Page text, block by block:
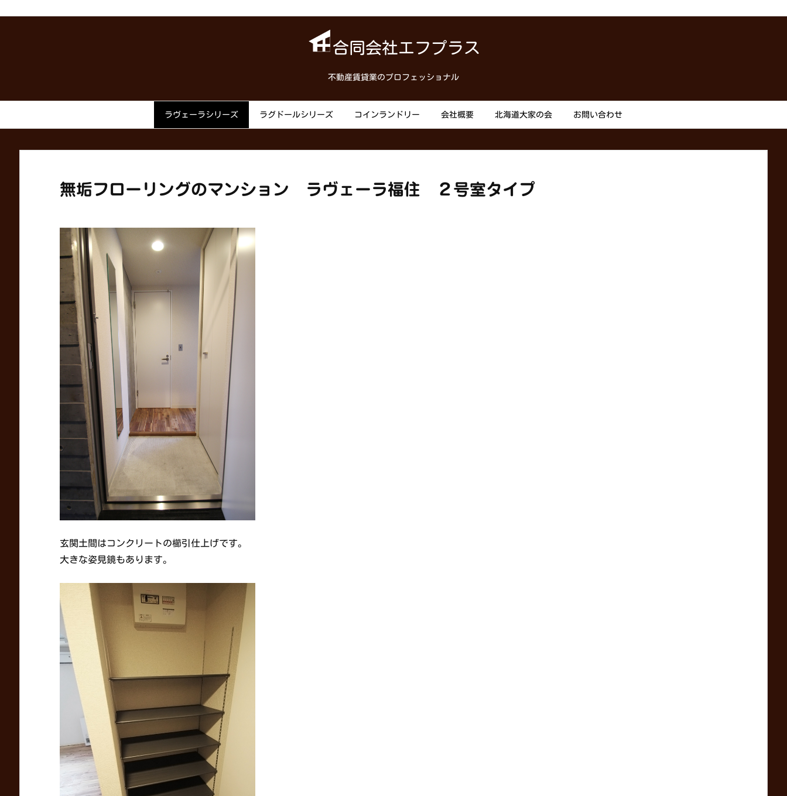
合同会社エフプラス
不動産賃貸業のプロフェッショナル
ラヴェーラシリーズ ラグドールシリーズ コインランドリー 会社概要 北海道大家の会 お問い合わせ
無垢フローリングのマンション ラヴェーラ福住 ２号室タイプ
玄関土間はコンクリートの櫛引仕上げです。
大きな姿見鏡もあります。